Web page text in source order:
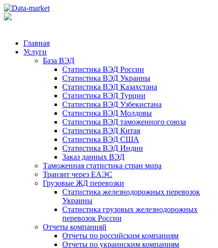
Главная
Услуги
База ВЭД
Статистика ВЭД России
Статистика ВЭД Украины
Статистика ВЭД Казахстана
Статистика ВЭД Турции
Статистика ВЭД Узбекистана
Статистика ВЭД Молдовы
Статистика ВЭД таможенного союза
Статистика ВЭД Китая
Статистика ВЭД США
Статистика ВЭД Индии
Заказ данных ВЭД
Таможенная статистика стран мира
Транзит через ЕАЭС
Грузовые ЖД перевозки
Статистика железнодорожных перевозок
Украины
Статистика грузовых железнодорожных
перевозок России
Отчеты компанияй
Отчеты по российским компаниям
Отчеты по украинским компаниям